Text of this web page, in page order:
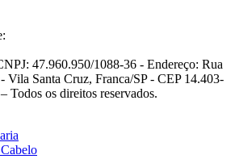
47.960.950/1088-36 - Endereço: Rua
Santa Cruz, Franca/SP - CEP 14.403-
Todos os direitos reservados.